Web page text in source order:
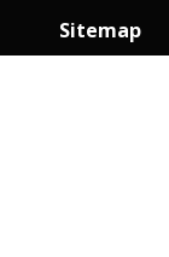
Sitemap